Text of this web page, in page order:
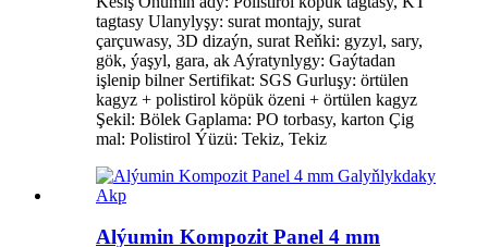
tagtasy Ulanylyşy: surat montajy, surat
çarçuwasy, 3D dizaýn, surat Reňki: gyzyl, sary,
gök, ýaşyl, gara, ak Aýratynlygy: Gaýtadan
işlenip bilner Sertifikat: SGS Gurluşy: örtülen
kagyz + polistirol köpük özeni + örtülen kagyz
Şekil: Bölek Gaplama: PO torbasy, karton Çig
mal: Polistirol Ýüzü: Tekiz, Tekiz
Alýumin Kompozit Panel 4 mm